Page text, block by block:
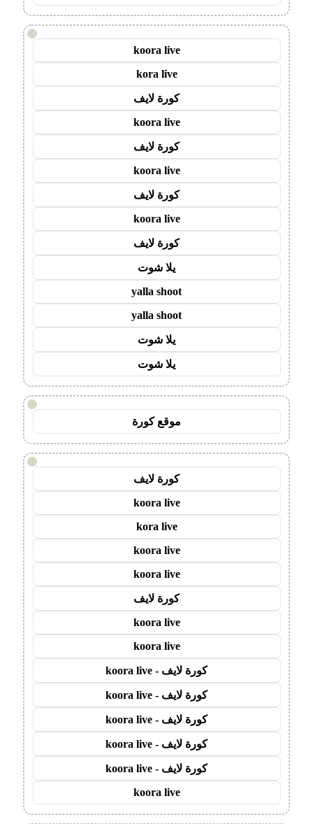
!
koora live
kora live
كورة لايف
koora live
كورة لايف
koora live
كورة لايف
koora live
كورة لايف
يلا شوت
yalla shoot
yalla shoot
يلا شوت
يلا شوت
!
موقع كورة
!
كورة لايف
koora live
kora live
koora live
koora live
كورة لايف
koora live
koora live
كورة لايف - koora live
كورة لايف - koora live
كورة لايف - koora live
كورة لايف - koora live
كورة لايف - koora live
koora live